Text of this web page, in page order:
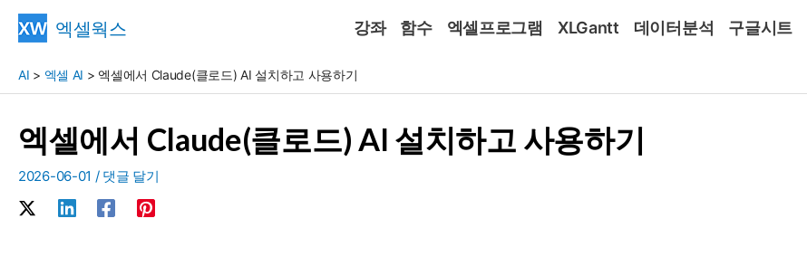
엑셀웍스 강좌 함수 엑셀프로그램 XLGantt 데이터분석 구글시트
AI > 엑셀 AI > 엑셀에서 Claude(클로드) AI 설치하고 사용하기
엑셀에서 Claude(클로드) AI 설치하고 사용하기
2026-06-01 / 댓글 달기